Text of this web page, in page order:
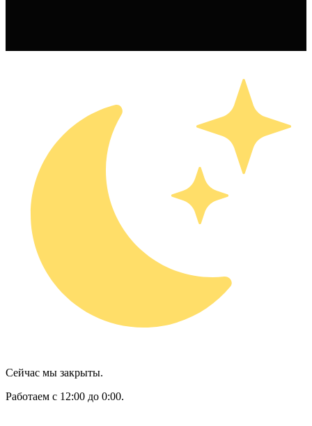
Сейчас мы закрыты.
Работаем с 12:00 до 0:00.